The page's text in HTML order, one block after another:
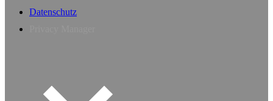
Datenschutz